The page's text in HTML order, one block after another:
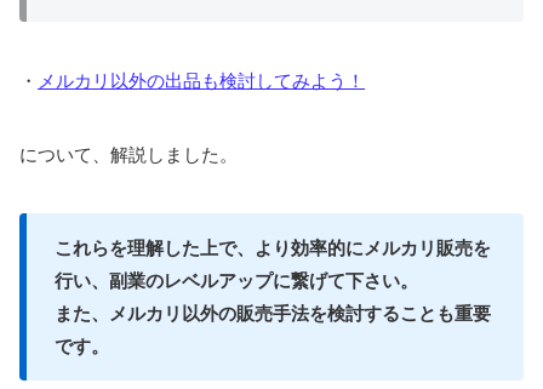
・ メルカリ以外の出品も検討してみよう！
について、解説しました。
これらを理解した上で、より効率的にメルカリ販売を
行い、副業のレベルアップに繋げて下さい。
また、メルカリ以外の販売手法を検討することも重要
です。